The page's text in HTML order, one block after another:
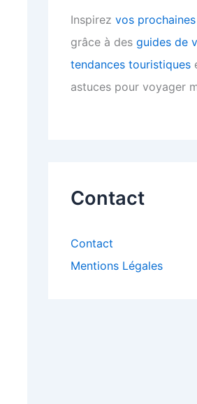
Inspirez vos
grâce à des guides de
tendances touristiques
astuces pour voyager
Contact
Contact
Mentions Légales